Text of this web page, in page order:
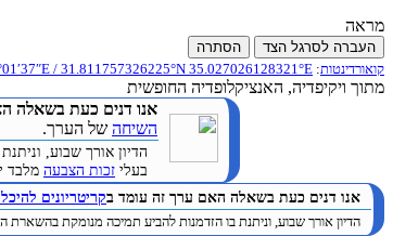
מראה
העברה לסרגל הצד
הסתרה
קואורדינטות:
/ 31.811757326225°N 35.027026128321°E
מתוך ויקיפדיה, האנציקלופדיה החופשית
אנו דנים כעת בשאלה
השיחה של הערך.
הדיון אורך שבוע,
בעלי זכות הצבעה מלבד
אנו דנים כעת בשאלה האם ערך זה עומד בקריטריונים
הדיון אורך שבוע, וניתנת בו הזדמנות להביע תמיכה מנומקת בהשארת